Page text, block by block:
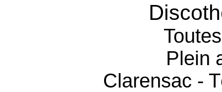
Plein
Clarensac -